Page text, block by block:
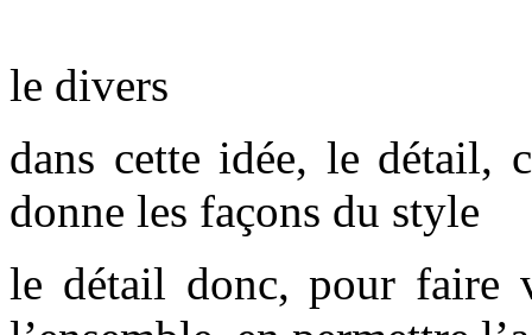
le divers
dans cette idée, le détail,
donne les façons du style
le détail donc, pour faire